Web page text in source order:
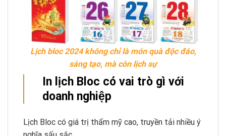
Lịch bloc 2024 không chỉ là món quà độc đáo,
sáng tạo, mà còn lịch sự
In lịch Bloc có vai trò gì với
doanh nghiệp
Lịch Bloc có giá trị thẩm mỹ cao, truyền tải nhiều ý